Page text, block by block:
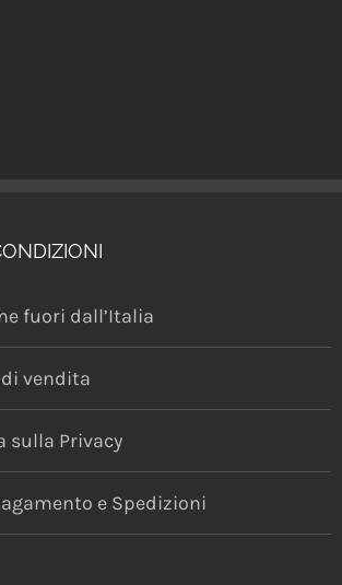
fuori dall’Italia
vendita
sulla Privacy
e Spedizioni